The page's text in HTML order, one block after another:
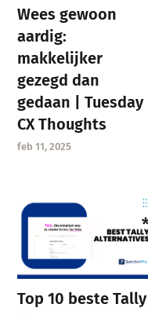
Wees gewoon
aardig:
makkelijker
gezegd dan
gedaan | Tuesday
CX Thoughts
feb 11, 2025
Top 10 beste Tally